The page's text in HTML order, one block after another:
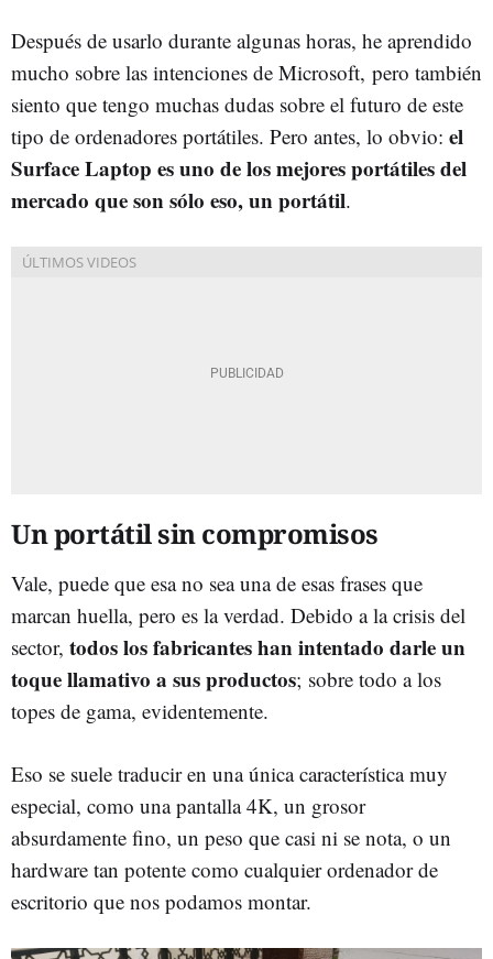
Después de usarlo durante algunas horas, he aprendido
mucho sobre las intenciones de Microsoft, pero también
siento que tengo muchas dudas sobre el futuro de este
tipo de ordenadores portátiles. Pero antes, lo obvio: el
Surface Laptop es uno de los mejores portátiles del
mercado que son sólo eso, un portátil.
Un portátil sin compromisos
Vale, puede que esa no sea una de esas frases que
marcan huella, pero es la verdad. Debido a la crisis del
sector, todos los fabricantes han intentado darle un
toque llamativo a sus productos; sobre todo a los
topes de gama, evidentemente.
Eso se suele traducir en una única característica muy
especial, como una pantalla 4K, un grosor
absurdamente fino, un peso que casi ni se nota, o un
hardware tan potente como cualquier ordenador de
escritorio que nos podamos montar.